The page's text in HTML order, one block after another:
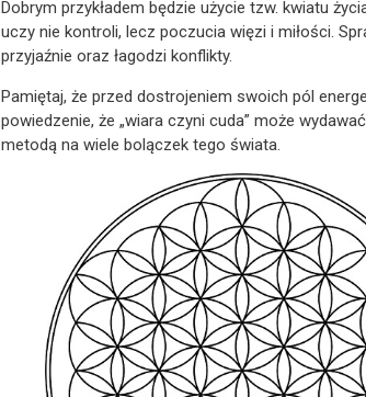
Dobrym przykładem będzie użycie tzw. kwiatu
uczy nie kontroli, lecz poczucia więzi i miłości.
przyjaźnie oraz łagodzi konflikty.
Pamiętaj, że przed dostrojeniem swoich pól
powiedzenie, że „wiara czyni cuda” może
metodą na wiele bolączek tego świata.